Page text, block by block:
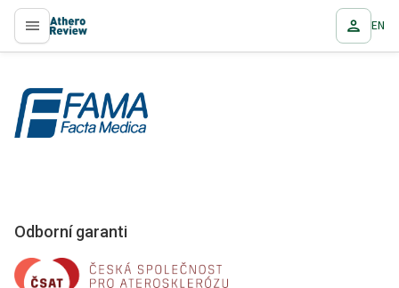
proLékaře.cz EN
Odborní garanti